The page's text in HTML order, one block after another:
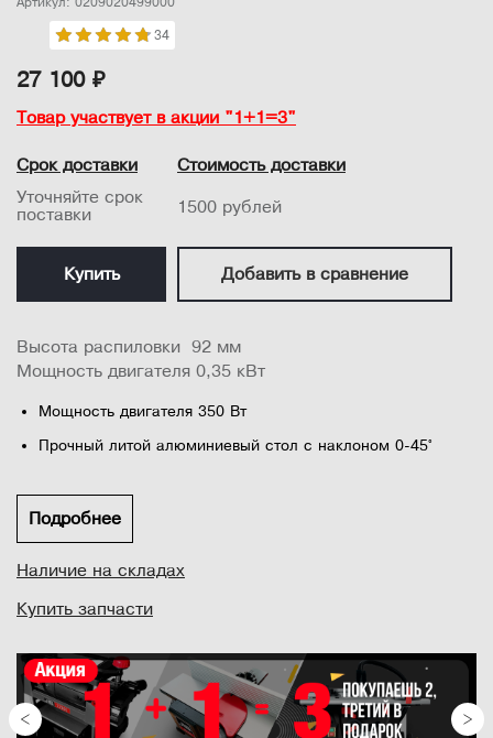
34
27 100 ₽
Товар участвует в акции "1+1=3"
Срок доставки
Уточняйте срок
поставки
Стоимость доставки
1500 рублей
Купить Добавить в сравнение
Высота распиловки 92 мм
Мощность двигателя 0,35 кВт
Мощность двигателя 350 Вт
Прочный литой алюминиевый стол с наклоном 0-45°
Дополнительная светодиодная подсветка
Лазерный указатель линии реза
Усиленный профессиональный параллельный упор
Транспортир
...
Подробнее
Наличие на складах
Купить запчасти